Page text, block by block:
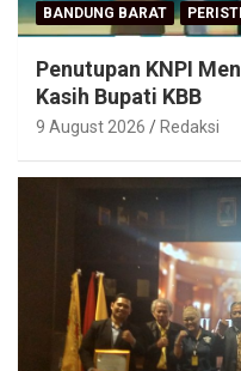
BANDUNG BARAT
Penutupan KNPI
Kasih Bupati KBB
9 August 2026 Redaksi